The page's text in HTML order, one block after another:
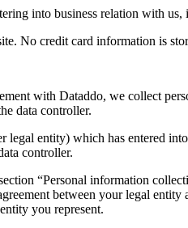
into business relation with
No credit card information is
with Dataddo, we collect
data controller.
legal entity) which has entered
controller.
“Personal information
between your legal
you represent.